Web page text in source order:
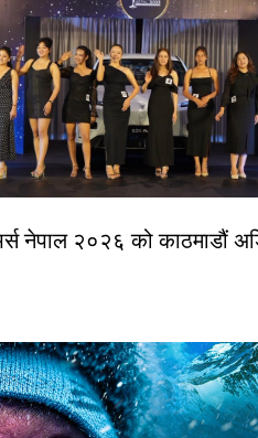
नेपाल २०२६ को काठमाडौं